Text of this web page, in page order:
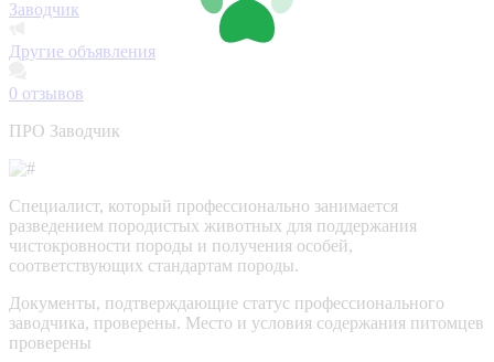
Заводчик
Другие объявления
0 отзывов
ПРО Заводчик
Специалист, который профессионально занимается
разведением породистых животных для поддержания
чистокровности породы и получения особей,
соответствующих стандартам породы.
Документы, подтверждающие статус профессионального
заводчика, проверены. Место и условия содержания питомцев
проверены